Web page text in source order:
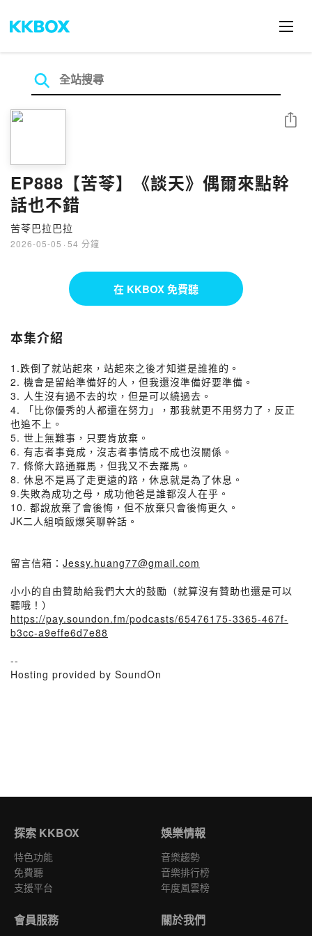
EP888【苦苓】《談天》偶爾來點幹
話也不錯
苦苓巴拉巴拉
2026-05-05 · 54 分鐘
分享
在 KKBOX 免費聽
本集介紹
1.跌倒了就站起來，站起來之後才知道是誰推的。
2. 機會是留給準備好的人，但我還沒準備好要準備。
3. 人生沒有過不去的坎，但是可以繞過去。
4. 「比你優秀的人都還在努力」，那我就更不用努力了，反正
也追不上。
5. 世上無難事，只要肯放棄。
6. 有志者事竟成，沒志者事情成不成也沒關係。
7. 條條大路通羅馬，但我又不去羅馬。
8. 休息不是爲了走更遠的路，休息就是為了休息。
9.失敗為成功之母，成功他爸是誰都沒人在乎。
10. 都說放棄了會後悔，但不放棄只會後悔更久。
JK二人組噴飯爆笑聊幹話。
留言信箱： Jessy.huang77@gmail.com
小小的自由贊助給我們大大的鼓勵（就算沒有贊助也還是可以
聽哦！）
https://pay.soundon.fm/podcasts/65476175-3365-467f-
b3cc-a9effe6d7e88
--
Hosting provided by SoundOn
探索 KKBOX
特色功能
免費聽
支援平台
娛樂情報
音樂趨勢
音樂排行榜
年度風雲榜
會員服務 關於我們